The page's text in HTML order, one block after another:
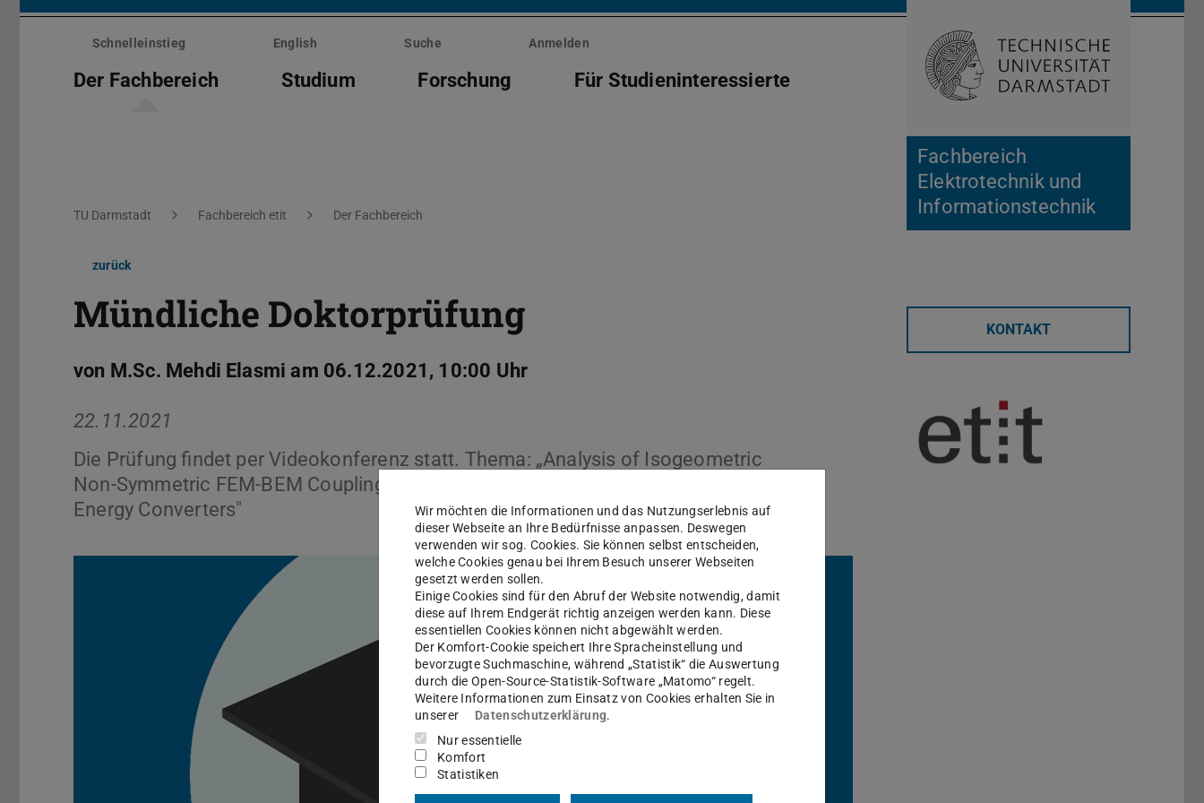
Menü
überspringen
Fachbereich
Elektrotechnik und
Informationstechnik
Schnelleinstieg English Suche Anmelden
Der Fachbereich Studium Forschung Für Studieninteressierte Suche öffnen
Sie befinden sich hier:
TU Darmstadt Fachbereich etit Der Fachbereich
zurück
Mündliche Doktorprüfung
von M.Sc. Mehdi Elasmi am 06.12.2021, 10:00 Uhr
22.11.2021
Die Prüfung findet per Videokonferenz statt. Thema: „Analysis of Isogeometric
Non-Symmetric FEM-BEM Couplings for the Simulation of Electromechanical
Energy Converters"
KONTAKT
Wir möchten die Informationen und das Nutzungserlebnis auf
dieser Webseite an Ihre Bedürfnisse anpassen. Deswegen
verwenden wir sog. Cookies. Sie können selbst entscheiden,
welche Cookies genau bei Ihrem Besuch unserer Webseiten
gesetzt werden sollen.
Einige Cookies sind für den Abruf der Website notwendig, damit
diese auf Ihrem Endgerät richtig anzeigen werden kann. Diese
essentiellen Cookies können nicht abgewählt werden.
Der Komfort-Cookie speichert Ihre Spracheinstellung und
bevorzugte Suchmaschine, während „Statistik“ die Auswertung
durch die Open-Source-Statistik-Software „Matomo“ regelt.
Weitere Informationen zum Einsatz von Cookies erhalten Sie in
unserer
Datenschutzerklärung.
Nur essentielle
Komfort
Statistiken